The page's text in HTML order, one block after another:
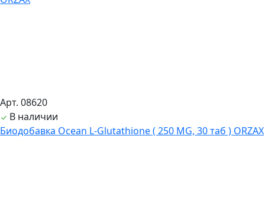
Арт. 08620
В наличии
Биодобавка Ocean L-Glutathione ( 250 MG, 30 таб ) ORZAX